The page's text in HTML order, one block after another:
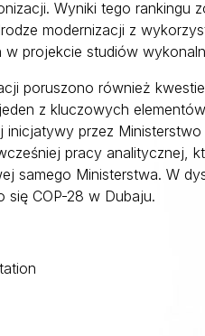
Wyniki tego rankingu
modernizacji z
w projekcie studiów
poruszono również
z kluczowych
przez
pracy analitycznej,
samego Ministerstwa. W
się COP-28 w Dubaju.